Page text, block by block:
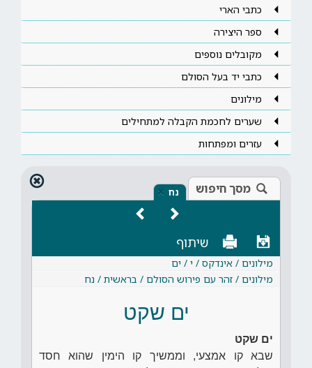
כתבי הארי
ספר היצירה
מקובלים נוספים
כתבי יד בעל הסולם
מילונים
שערים לחכמת הקבלה למתחילים
עזרים ומפתחות
מסך חיפוש נח ×
שיתוף
מילונים / אינדקס / י / ים
מילונים / זהר עם פירוש הסולם / בראשית / נח
ים שקט
ים שקט
שבא קו אמצעי, וממשיך קו הימין שהוא חסד